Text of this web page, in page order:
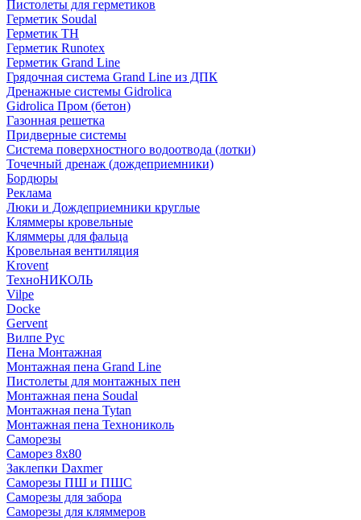
Пистолеты для герметиков
Герметик Soudal
Герметик ТН
Герметик Runotex
Герметик Grand Line
Грядочная система Grand Line из ДПК
Дренажные системы Gidrolica
Gidrolica Пром (бетон)
Газонная решетка
Придверные системы
Система поверхностного водоотвода (лотки)
Точечный дренаж (дождеприемники)
Бордюры
Рекламa
Люки и Дождеприемники круглые
Кляммеры кровельные
Кляммеры для фальца
Кровельная вентиляция
Krovent
ТехноНИКОЛЬ
Vilpe
Docke
Gervent
Вилпе Рус
Пена Монтажнaя
Монтажная пена Grand Linе
Пистолеты для монтажных пен
Монтажная пена Soudal
Монтажная пена Tytan
Монтажная пена Технониколь
Саморезы
Саморез 8х80
Заклепки Daxmer
Саморезы ПШ и ПШС
Саморезы для забора
Саморезы для кляммеров